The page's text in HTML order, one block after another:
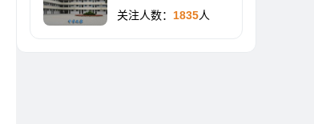
关注人数： 1835人